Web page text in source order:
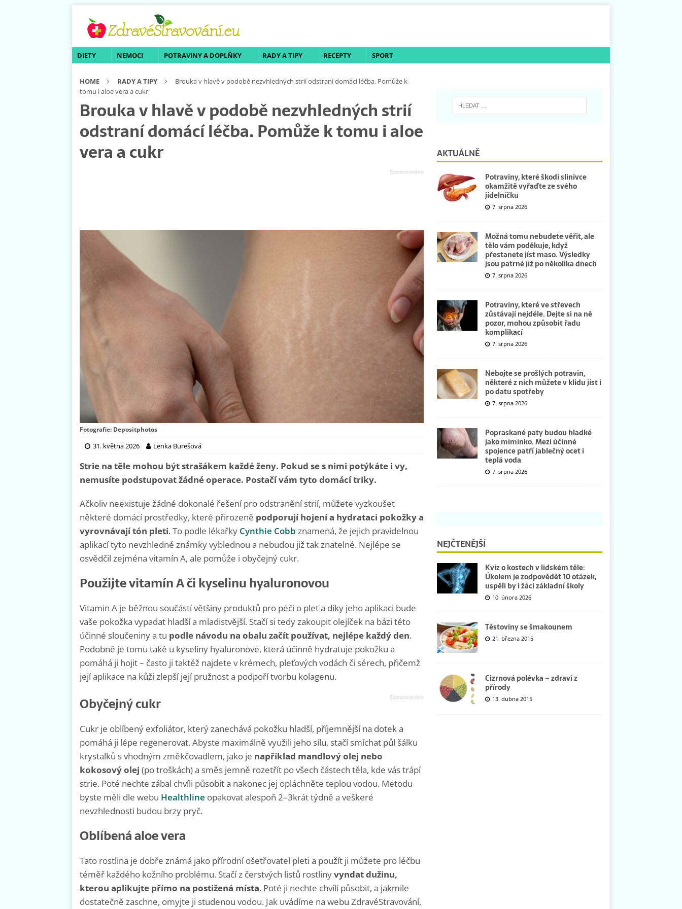
DIETY NEMOCI POTRAVINY A DOPLŇKY RADY A TIPY RECEPTY SPORT
HOME RADY A TIPY
Brouka v hlavě v podobě nezvhledných strií odstraní domácí léčba. Pomůže k
tomu i aloe vera a cukr
Brouka v hlavě v podobě nezvhledných strií
odstraní domácí léčba. Pomůže k tomu i aloe
vera a cukr
Fotografie: Depositphotos
31. května 2026 Lenka Burešová
Strie na těle mohou být strašákem každé ženy. Pokud se s nimi potýkáte i vy,
nemusíte podstupovat žádné operace. Postačí vám tyto domácí triky.
Ačkoliv neexistuje žádné dokonalé řešení pro odstranění strií, můžete vyzkoušet
některé domácí prostředky, které přirozeně podporují hojení a hydrataci pokožky a
vyrovnávají tón pleti. To podle lékařky Cynthie Cobb znamená, že jejich pravidelnou
aplikací tyto nevzhledné známky vyblednou a nebudou již tak znatelné. Nejlépe se
osvědčil zejména vitamín A, ale pomůže i obyčejný cukr.
Použijte vitamín A či kyselinu hyaluronovou
Vitamin A je běžnou součástí většiny produktů pro péči o pleť a díky jeho aplikaci bude
vaše pokožka vypadat hladší a mladistvější. Stačí si tedy zakoupit olejíček na bázi této
účinné sloučeniny a tu podle návodu na obalu začít používat, nejlépe každý den.
Podobně je tomu také u kyseliny hyaluronové, která účinně hydratuje pokožku a
pomáhá ji hojit – často ji taktéž najdete v krémech, pleťových vodách či sérech, přičemž
její aplikace na kůži zlepší její pružnost a podpoří tvorbu kolagenu.
Obyčejný cukr
Cukr je oblíbený exfoliátor, který zanechává pokožku hladší, příjemnější na dotek a
pomáhá ji lépe regenerovat. Abyste maximálně využili jeho sílu, stačí smíchat půl šálku
krystalků s vhodným změkčovadlem, jako je například mandlový olej nebo
kokosový olej (po troškách) a směs jemně rozetřít po všech částech těla, kde vás trápí
strie. Poté nechte zábal chvíli působit a nakonec jej opláchněte teplou vodou. Metodu
byste měli dle webu Healthline opakovat alespoň 2–3krát týdně a veškeré
nevzhlednosti budou brzy pryč.
Oblíbená aloe vera
Tato rostlina je dobře známá jako přírodní ošetřovatel pleti a použít ji můžete pro léčbu
téměř každého kožního problému. Stačí z čerstvých listů rostlinyvyndat dužinu,
kterou aplikujte přímo na postižená místa. Poté ji nechte chvíli působit, a jakmile
dostatečně zaschne, omyjte ji studenou vodou. Jak uvádíme na webu ZdravéStravování,
AKTUÁLNĚ
Potraviny, které škodí slinivce
okamžitě vyřaďte ze svého
jídelníčku
7. srpna 2026
Možná tomu nebudete věřit, ale
tělo vám poděkuje, když
přestanete jíst maso. Výsledky
jsou patrné již po několika dnech
7. srpna 2026
Potraviny, které ve střevech
zůstávají nejdéle. Dejte si na ně
pozor, mohou způsobit řadu
komplikací
7. srpna 2026
Nebojte se prošlých potravin,
některé z nich můžete v klidu jíst i
po datu spotřeby
7. srpna 2026
Popraskané paty budou hladké
jako miminko. Mezi účinné
spojence patří jablečný ocet i
teplá voda
7. srpna 2026
NEJČTENĚJŠÍ
Kvíz o kostech v lidském těle:
Úkolem je zodpovědět 10 otázek,
uspěli by i žáci základní školy
10. února 2026
Těstoviny se šmakounem
21. března 2015
Cizrnová polévka – zdraví z
přírody
13. dubna 2015